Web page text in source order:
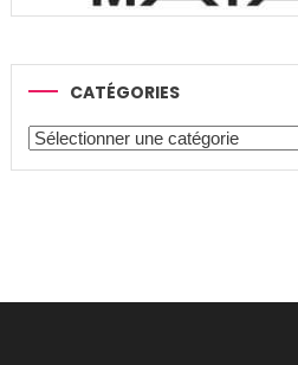
CATÉGORIES
Catégories